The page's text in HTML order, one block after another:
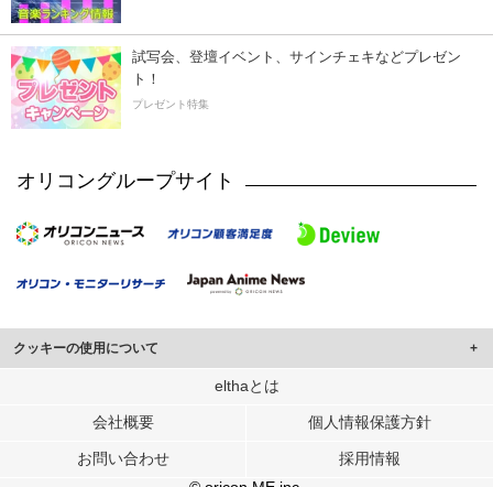
試写会、登壇イベント、サインチェキなどプレゼン
ト！
プレゼント特集
オリコングループサイト
クッキーの使用について
このサイトでは Cookie を使用して、ユーザーに合わせたコンテンツや広告の
行っています。
メディアや広告配信、データ解析の各パートナーに提供しています。
各パートナーは、この情報とユーザーが各パートナーに提供した他の情報や、
elthaとは
会社概要 個人情報保護方針
お問い合わせ
採用情報